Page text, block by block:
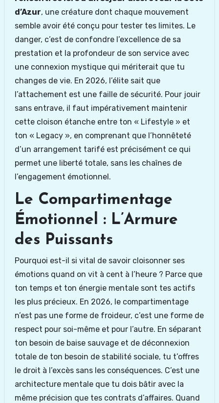
d’Azur, une créature dont chaque mouvement
semble avoir été conçu pour tester tes limites. Le
danger, c’est de confondre l’excellence de sa
prestation et la profondeur de son service avec
une connexion mystique qui mériterait que tu
changes de vie. En 2026, l’élite sait que
l’attachement est une faille de sécurité. Pour jouir
sans entrave, il faut impérativement maintenir
cette cloison étanche entre ton « Lifestyle » et
ton « Legacy », en comprenant que l’honnêteté
d’un arrangement tarifé est précisément ce qui
permet une liberté totale, sans les chaînes de
l’engagement émotionnel.
Le Compartimentage
Émotionnel : L’Armure
des Puissants
Pourquoi est-il si vital de savoir cloisonner ses
émotions quand on vit à cent à l’heure ? Parce que
ton temps et ton énergie mentale sont tes actifs
les plus précieux. En 2026, le compartimentage
n’est pas une forme de froideur, c’est une forme de
respect pour soi-même et pour l’autre. En séparant
ton besoin de baise sauvage et de déconnexion
totale de ton besoin de stabilité sociale, tu t’offres
le droit à l’excès sans les conséquences. C’est une
architecture mentale que tu dois bâtir avec la
même précision que tes contrats d’affaires. Quand